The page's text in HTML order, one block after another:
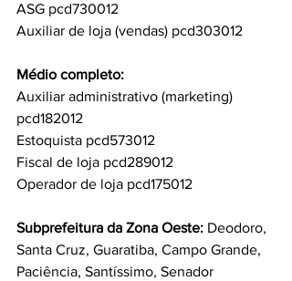
ASG pcd730012
Auxiliar de loja (vendas) pcd303012
Médio completo:
Auxiliar administrativo (marketing)
pcd182012
Estoquista pcd573012
Fiscal de loja pcd289012
Operador de loja pcd175012
Subprefeitura da Zona Oeste: Deodoro,
Santa Cruz, Guaratiba, Campo Grande,
Paciência, Santíssimo, Senador